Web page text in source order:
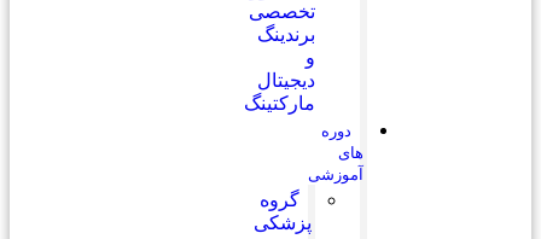
تخصصی
برندینگ
و
دیجیتال
مارکتینگ
دوره
های
آموزشی
گروه
پزشکی